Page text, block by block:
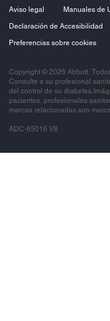
Aviso legal
Manuales de
Declaración de Accesibilidad
Preferencias sobre cookies
Copyright © 2026 Abbott.
Consulte a su profesional
del control de su
pacientes, profesionales
marcas relacionadas son
ADC-65016 V8